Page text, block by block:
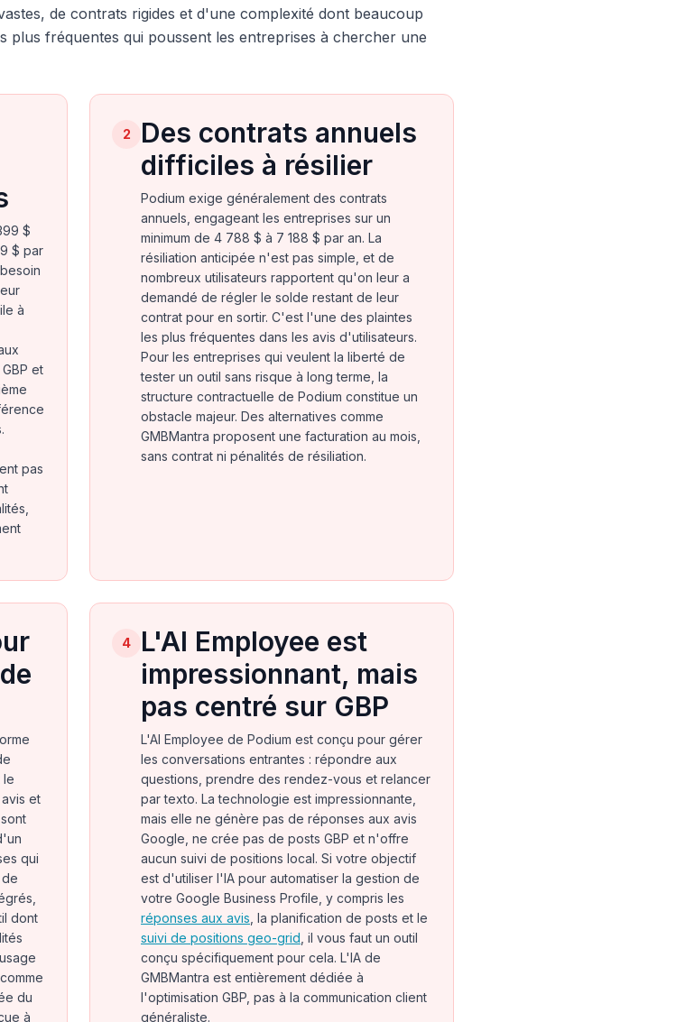
de contrats rigides et d'une complexité dont beaucoup
plus fréquentes qui poussent les entreprises à chercher une
$
$ par
à
et
pas
2
Des contrats annuels
difficiles à résilier
Podium exige généralement des contrats
annuels, engageant les entreprises sur un
minimum de 4 788 $ à 7 188 $ par an. La
résiliation anticipée n'est pas simple, et de
nombreux utilisateurs rapportent qu'on leur a
demandé de régler le solde restant de leur
contrat pour en sortir. C'est l'une des plaintes
les plus fréquentes dans les avis d'utilisateurs.
Pour les entreprises qui veulent la liberté de
tester un outil sans risque à long terme, la
structure contractuelle de Podium constitue un
obstacle majeur. Des alternatives comme
GMBMantra proposent une facturation au mois,
sans contrat ni pénalités de résiliation.
le
et
qui
dont
du
à
4
L'AI Employee est
impressionnant, mais
pas centré sur GBP
L'AI Employee de Podium est conçu pour gérer
les conversations entrantes : répondre aux
questions, prendre des rendez-vous et relancer
par texto. La technologie est impressionnante,
mais elle ne génère pas de réponses aux avis
Google, ne crée pas de posts GBP et n'offre
aucun suivi de positions local. Si votre objectif
est d'utiliser l'IA pour automatiser la gestion de
votre Google Business Profile, y compris les
réponses aux avis , la planification de posts et le
suivi de positions geo-grid , il vous faut un outil
conçu spécifiquement pour cela. L'IA de
GMBMantra est entièrement dédiée à
l'optimisation GBP, pas à la communication client
généraliste.